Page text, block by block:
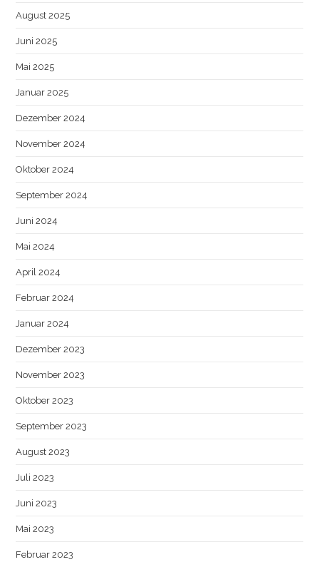
August 2025
Juni 2025
Mai 2025
Januar 2025
Dezember 2024
November 2024
Oktober 2024
September 2024
Juni 2024
Mai 2024
April 2024
Februar 2024
Januar 2024
Dezember 2023
November 2023
Oktober 2023
September 2023
August 2023
Juli 2023
Juni 2023
Mai 2023
Februar 2023